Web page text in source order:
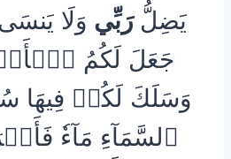
يَضِلُّ رَبِّي
جَعَلَ لَكُمُ
وَسَلَكَ لَكُمۡ فِيهَا
ٱلسَّمَآءِ مَآءٗ